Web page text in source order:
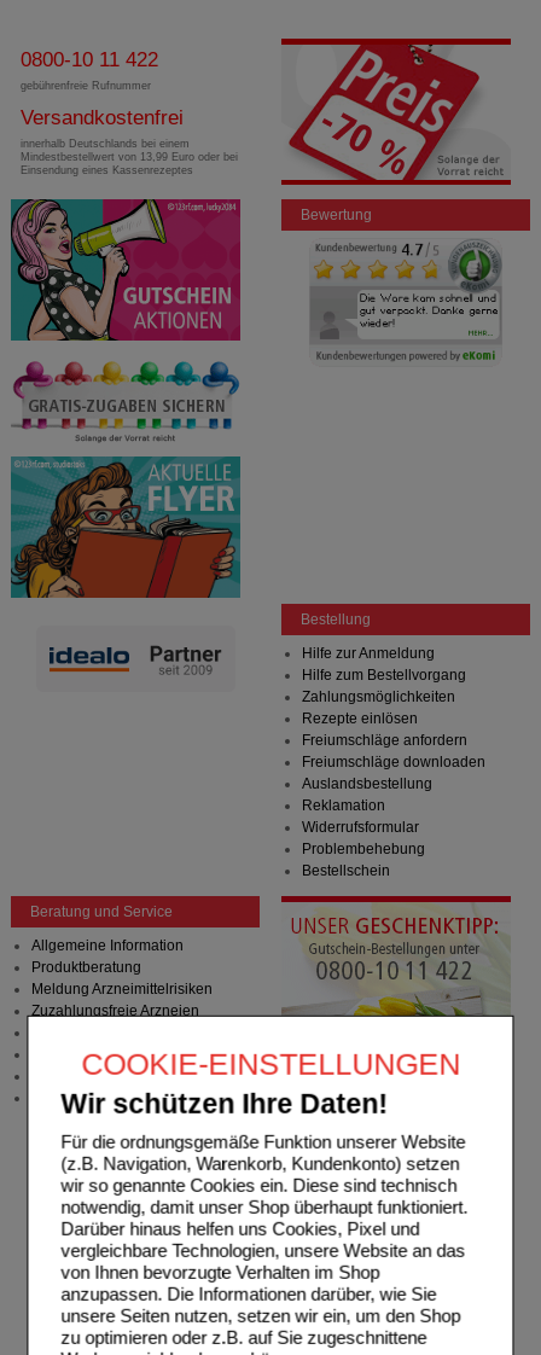
COOKIE-EINSTELLUNGEN
Wir schützen Ihre Daten!
Für die ordnungsgemäße Funktion unserer Website
(z.B. Navigation, Warenkorb, Kundenkonto) setzen
wir so genannte Cookies ein. Diese sind technisch
notwendig, damit unser Shop überhaupt funktioniert.
Darüber hinaus helfen uns Cookies, Pixel und
vergleichbare Technologien, unsere Website an das
von Ihnen bevorzugte Verhalten im Shop
anzupassen. Die Informationen darüber, wie Sie
unsere Seiten nutzen, setzen wir ein, um den Shop
zu optimieren oder z.B. auf Sie zugeschnittene
0800-10 11 422
gebührenfreie Rufnummer
Versandkostenfrei
innerhalb Deutschlands bei einem
Mindestbestellwert von 13,99 Euro oder bei
Einsendung eines Kassenrezeptes
Bewertung
Bestellung
Hilfe zur Anmeldung
Hilfe zum Bestellvorgang
Zahlungsmöglichkeiten
Rezepte einlösen
Freiumschläge anfordern
Freiumschläge downloaden
Auslandsbestellung
Reklamation
Widerrufsformular
Problembehebung
Bestellschein
Beratung und Service
Allgemeine Information
Produktberatung
Meldung Arzneimittelrisiken
Zuzahlungsfreie Arzneien
Newsletter
Neukundenprämie
Stellenangebote